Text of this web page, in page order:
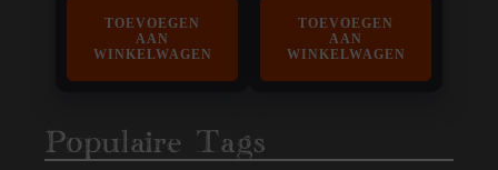
TOEVOEGEN
AAN
WINKELWAGEN
TOEVOEGEN
AAN
WINKELWAGEN
Populaire Tags